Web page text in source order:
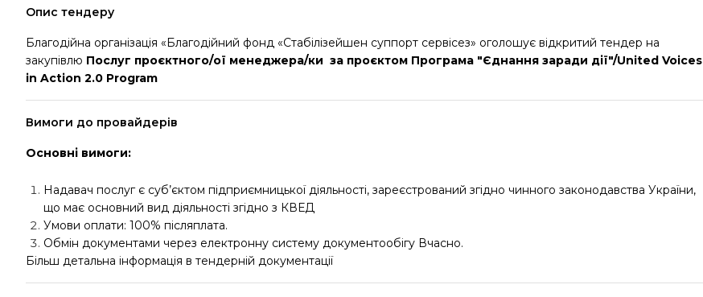
Опис тендеру
Благодійна організація «Благодійний фонд «Стабілізейшен суппорт сервісез» оголошує відкритий тендер на
закупівлю Послуг проєктного/ої менеджера/ки за проєктом Програма "Єднання заради дії"/United Voices
in Action 2.0 Program
Вимоги до провайдерів
Основні вимоги:
Надавач послуг є суб’єктом підприємницької діяльності, зареєстрований згідно чинного законодавства України,
що має основний вид діяльності згідно з КВЕД
Умови оплати: 100% післяплата.
Обмін документами через електронну систему документообігу Вчасно.
Більш детальна інформація в тендерній документації